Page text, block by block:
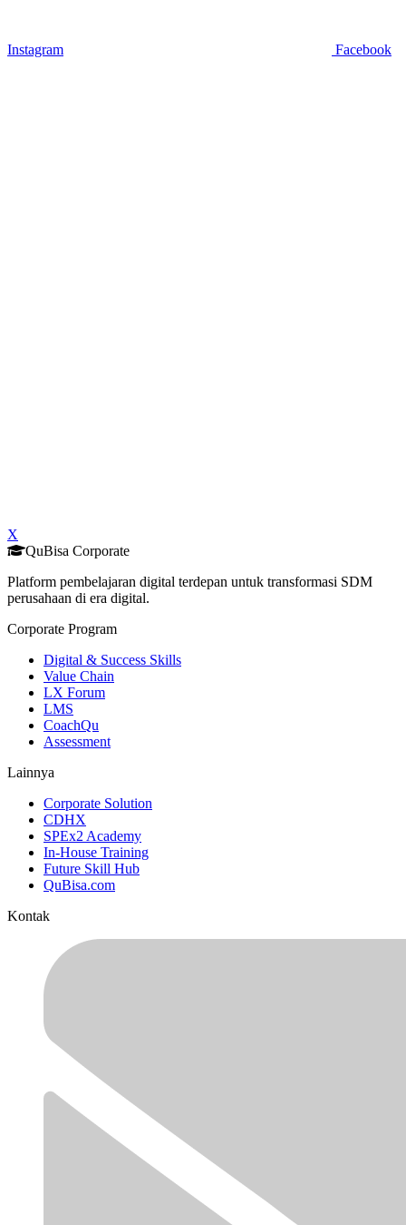
Instagram Facebook
X
QuBisa Corporate
Platform pembelajaran digital terdepan untuk transformasi SDM
perusahaan di era digital.
Corporate Program
Digital & Success Skills
Value Chain
LX Forum
LMS
CoachQu
Assessment
Lainnya
Corporate Solution
CDHX
SPEx2 Academy
In-House Training
Future Skill Hub
QuBisa.com
Kontak